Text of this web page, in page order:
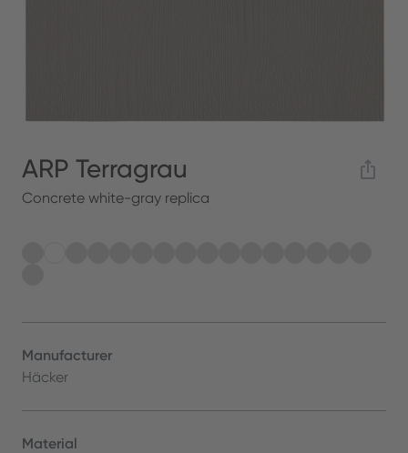
ARP Terragrau
Concrete white-gray replica
Manufacturer
Häcker
Material